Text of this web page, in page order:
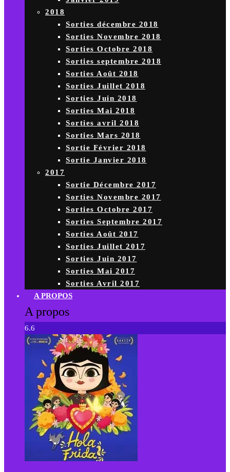
2018
Sorties décembre 2018
Sorties Novembre 2018
Sorties Octobre 2018
Sorties septembre 2018
Sorties Août 2018
Sorties Juillet 2018
Sorties Juin 2018
Sorties Mai 2018
Sorties avril 2018
Sorties Mars 2018
Sortie Février 2018
Sortie Janvier 2018
2017
Sortie Décembre 2017
Sorties Novembre 2017
Sorties Octobre 2017
Sorties Septembre 2017
Sorties Août 2017
Sorties Juillet 2017
Sorties Juin 2017
Sorties Mai 2017
Sorties Avril 2017
A PROPOS
A propos
6.6